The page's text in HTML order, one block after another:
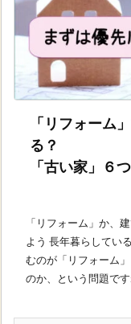
「リフォーム
る？
「古い家」６
「リフォーム」か、
よう 長年暮らしてい
むのが「リフォーム
のか、という問題で